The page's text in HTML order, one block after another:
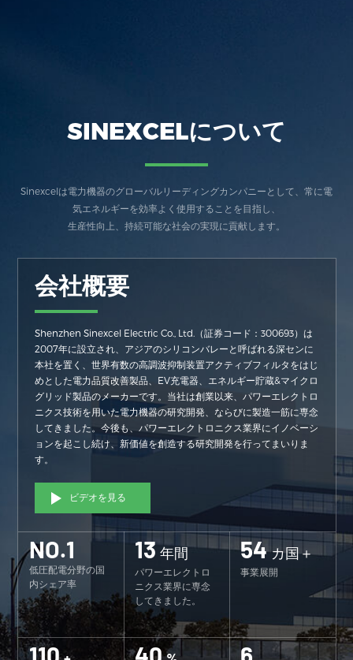
SINEXCELについて
Sinexcelは電力機器のグローバルリーディングカンパニーとして、常に電
気エネルギーを効率よく使用することを目指し、
生産性向上、持続可能な社会の実現に貢献します。
会社概要
Shenzhen Sinexcel Electric Co., Ltd.（証券コード：300693）は
2007年に設立され、アジアのシリコンバレーと呼ばれる深センに
本社を置く、世界有数の高調波抑制装置アクティブフィルタをはじ
めとした電力品質改善製品、EV充電器、エネルギー貯蔵&マイクロ
グリッド製品のメーカーです。当社は創業以来、パワーエレクトロ
ニクス技術を用いた電力機器の研究開発、ならびに製造一筋に専念
してきました。今後も、パワーエレクトロニクス業界にイノベーシ
ョンを起こし続け、新価値を創造する研究開発を行ってまいりま
す。
ビデオを見る
NO.1
低圧配電分野の国
内シェア率
13 年間
パワーエレクトロ
ニクス業界に専念
してきました。
54 カ国＋
事業展開